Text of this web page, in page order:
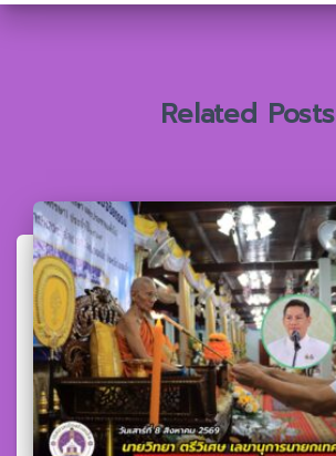
Related Posts